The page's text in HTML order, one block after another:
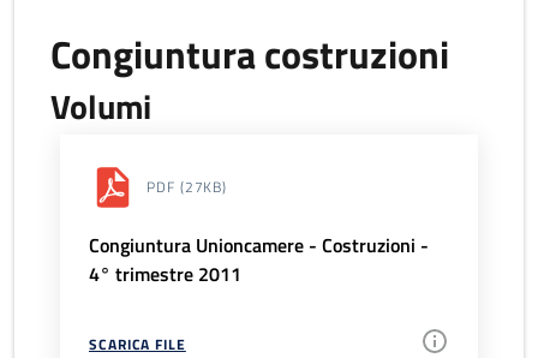
Congiuntura costruzioni
Volumi
PDF (27KB)
Congiuntura Unioncamere - Costruzioni -
4° trimestre 2011
SCARICA FILE